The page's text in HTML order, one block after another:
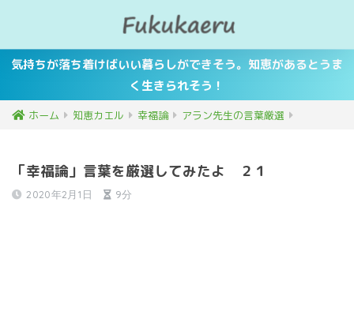
気持ちが落ち着けばいい暮らしができそう。知恵があるとうま
く生きられそう！
ホーム 知恵カエル 幸福論 アラン先生の言葉厳選
「幸福論」言葉を厳選してみたよ ２１
2020年2月1日 9分